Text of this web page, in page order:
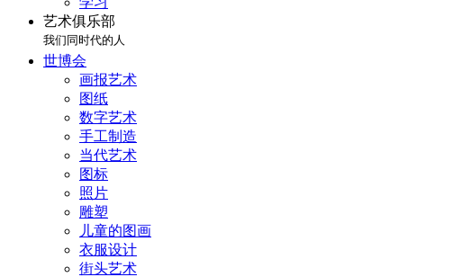
艺术俱乐部
我们同时代的人
世博会
画报艺术
图纸
数字艺术
手工制造
当代艺术
图标
照片
雕塑
儿童的图画
衣服设计
街头艺术